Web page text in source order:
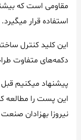
مقاومی است که
استفاده قرار میگیرد.
این کلید کنترل
دکمه‌های متفاوت
این پست را مطالعه
نیروزا بهزادان